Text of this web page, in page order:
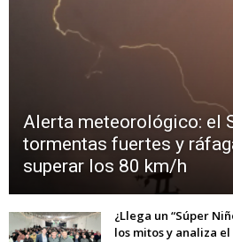
Alerta meteorológico: el
tormentas fuertes y
superar los 80 km/h
¿Llega un “Súper
los mitos y analiza